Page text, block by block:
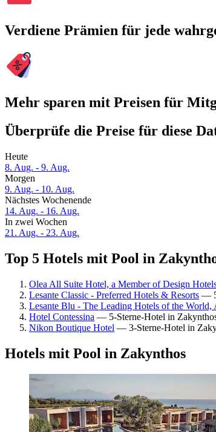
Verdiene Prämien für jede
Mehr sparen mit Preisen für
Überprüfe die Preise für diese
Heute
8. Aug. - 9. Aug.
Morgen
9. Aug. - 10. Aug.
Nächstes Wochenende
14. Aug. - 16. Aug.
In zwei Wochen
21. Aug. - 23. Aug.
Top 5 Hotels mit Pool in
Olea All Suite Hotel, a Member of Design
Lesante Classic - Preferred Hotels & Resorts —
Lesante Blu - The Leading Hotels of the World,
Hotel Contessina — 5-Sterne-Hotel in
Nikon Boutique Hotel — 3-Sterne-Hotel in
Hotels mit Pool in Zakynthos